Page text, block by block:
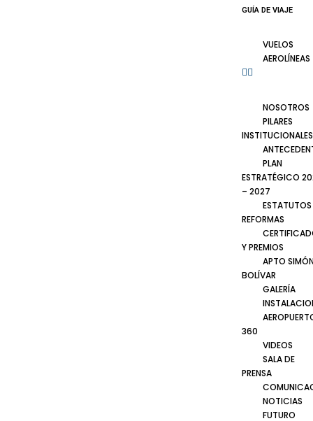
GUÍA DE VIAJE
VUELOS
AEROLÍNEAS
NOSOTROS
PILARES
INSTITUCIONALES
PLAN
ESTRATÉGICO
– 2027
ESTATUTOS
REFORMAS
Y PREMIOS
APTO
BOLÍVAR
GALERÍA
360
VIDEOS
SALA DE
PRENSA
NOTICIAS
FUTURO